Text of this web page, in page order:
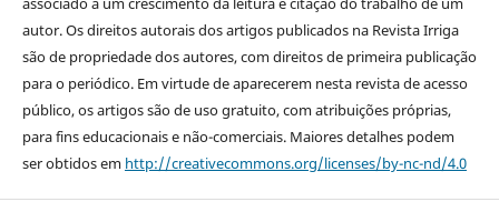
autor. Os direitos autorais dos artigos publicados na Revista Irriga
são de propriedade dos autores, com direitos de primeira publicação
para o periódico. Em virtude de aparecerem nesta revista de acesso
público, os artigos são de uso gratuito, com atribuições próprias,
para fins educacionais e não-comerciais. Maiores detalhes podem
ser obtidos em http://creativecommons.org/licenses/by-nc-nd/4.0